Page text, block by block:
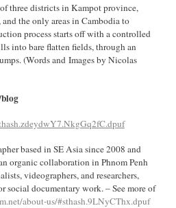
three districts in Kampot province,
the only areas in Cambodia to
process starts off with a controlled
into bare flatten fields, through an
(Words and Images by Nicolas
based in SE Asia since 2008 and
organic collaboration in Phnom Penh
videographers, and researchers,
social documentary work. – See more of
about-us/#sthash.9LNyCThx.dpuf